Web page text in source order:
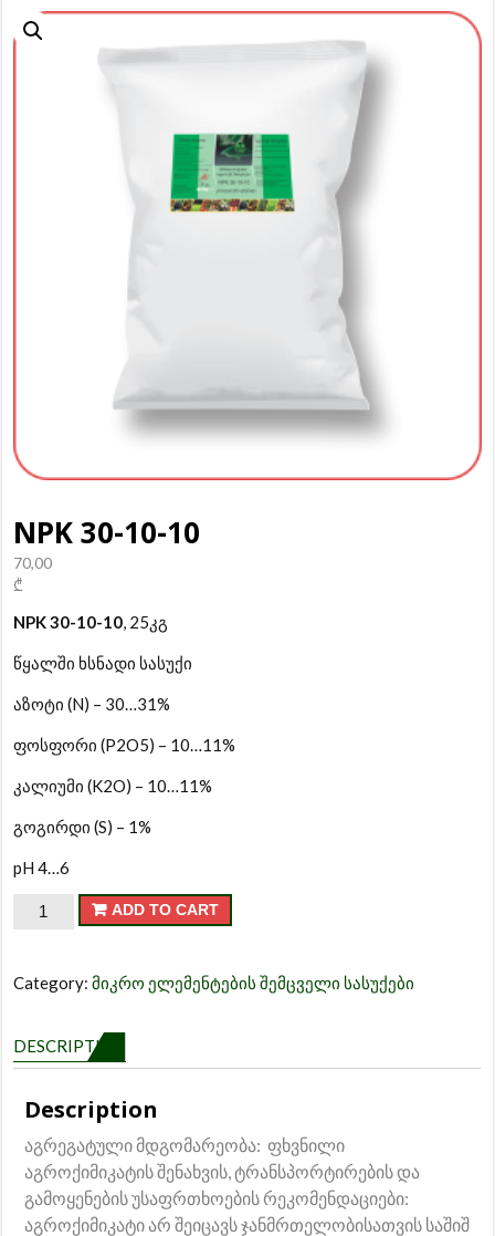
NPK 30-10-10
70,00
₾
NPK 30-10-10 , 25კგ
წყალში ხსნადი სასუქი
აზოტი (N) – 30…31%
ფოსფორი (P2O5) – 10…11%
კალიუმი (K2O) – 10…11%
გოგირდი (S) – 1%
pH 4…6
NPK
ADD TO CART
Category:მიკრო ელემენტების შემცველი სასუქები
DESCRIPTION
Description
აგრეგატული მდგომარეობა: ფხვნილი
აგროქიმიკატის შენახვის, ტრანსპორტირების და
გამოყენების უსაფრთხოების რეკომენდაციები:
აგროქიმიკატი არ შეიცავს ჯანმრთელობისათვის საშიშ